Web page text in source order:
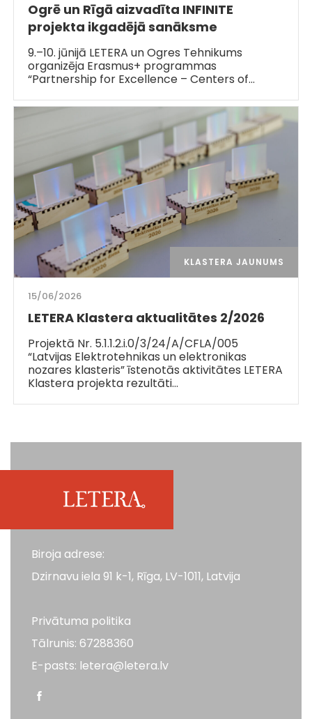
Ogrē un Rīgā aizvadīta INFINITE
projekta ikgadējā sanāksme
9.–10. jūnijā LETERA un Ogres Tehnikums
organizēja Erasmus+ programmas
“Partnership for Excellence – Centers of…
KLASTERA JAUNUMS
15/06/2026
LETERA Klastera aktualitātes 2/2026
Projektā Nr. 5.1.1.2.i.0/3/24/A/CFLA/005
“Latvijas Elektrotehnikas un elektronikas
nozares klasteris” īstenotās aktivitātes LETERA
Klastera projekta rezultāti…
Biroja adrese:
Dzirnavu iela 91 k-1, Rīga, LV-1011, Latvija
Privātuma politika
Tālrunis: 67288360
E-pasts: letera@letera.lv